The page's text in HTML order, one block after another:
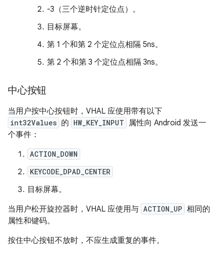
-3（三个逆时针定位点）。
目标屏幕。
第 1 个和第 2 个定位点相隔 5ns。
第 2 个和第 3 个定位点相隔 3ns。
中心按钮
当用户按中心按钮时，VHAL 应使用带有以下
int32Values 的 HW_KEY_INPUT 属性向 Android 发送一
个事件：
ACTION_DOWN
KEYCODE_DPAD_CENTER
目标屏幕。
当用户松开旋控器时，VHAL 应使用与 ACTION_UP 相同的
属性和键码。
按住中心按钮不放时，不应生成重复的事件。